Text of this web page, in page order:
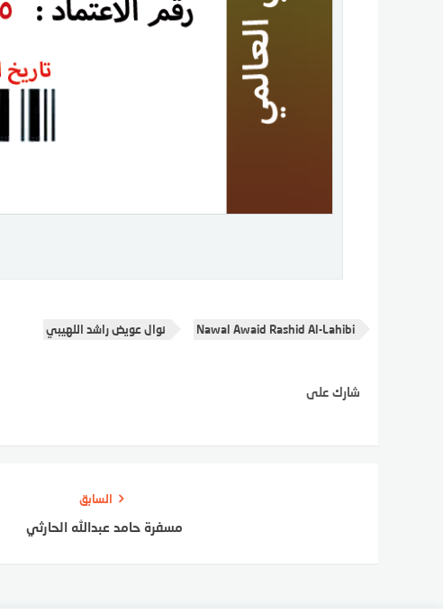
Nawal Awaid Rashid Al-Lahibi نوال عويض راشد اللهيبي
شارك على
السابق
مسفرة حامد عبدالله الحارثي